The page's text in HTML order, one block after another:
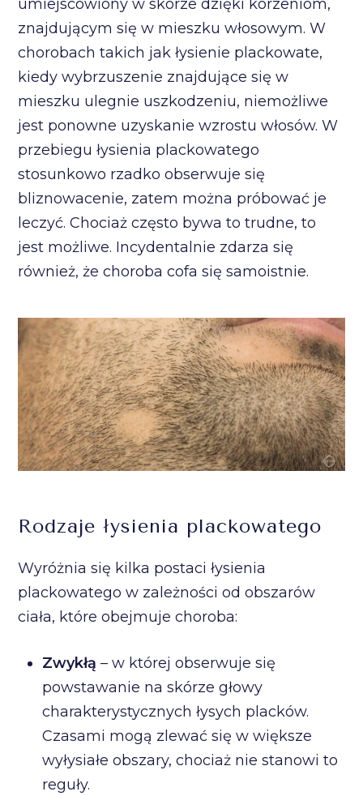
umiejscowiony w skórze dzięki korzeniom,
znajdującym się w mieszku włosowym. W
chorobach takich jak łysienie plackowate,
kiedy wybrzuszenie znajdujące się w
mieszku ulegnie uszkodzeniu, niemożliwe
jest ponowne uzyskanie wzrostu włosów. W
przebiegu łysienia plackowatego
stosunkowo rzadko obserwuje się
bliznowacenie, zatem można próbować je
leczyć. Chociaż często bywa to trudne, to
jest możliwe. Incydentalnie zdarza się
również, że choroba cofa się samoistnie.
Rodzaje łysienia plackowatego
Wyróżnia się kilka postaci łysienia
plackowatego w zależności od obszarów
ciała, które obejmuje choroba:
Zwykłą – w której obserwuje się
powstawanie na skórze głowy
charakterystycznych łysych placków.
Czasami mogą zlewać się w większe
wyłysiałe obszary, chociaż nie stanowi to
reguły.